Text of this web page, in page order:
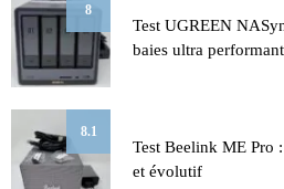
8
Test UGREEN
baies ultra
8.1
Test Beelink ME Pro
et évolutif